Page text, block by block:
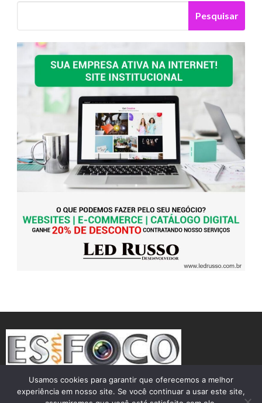
Pesquisar
Usamos cookies para garantir que oferecemos a melhor
experiência em nosso site. Se você continuar a usar este site,